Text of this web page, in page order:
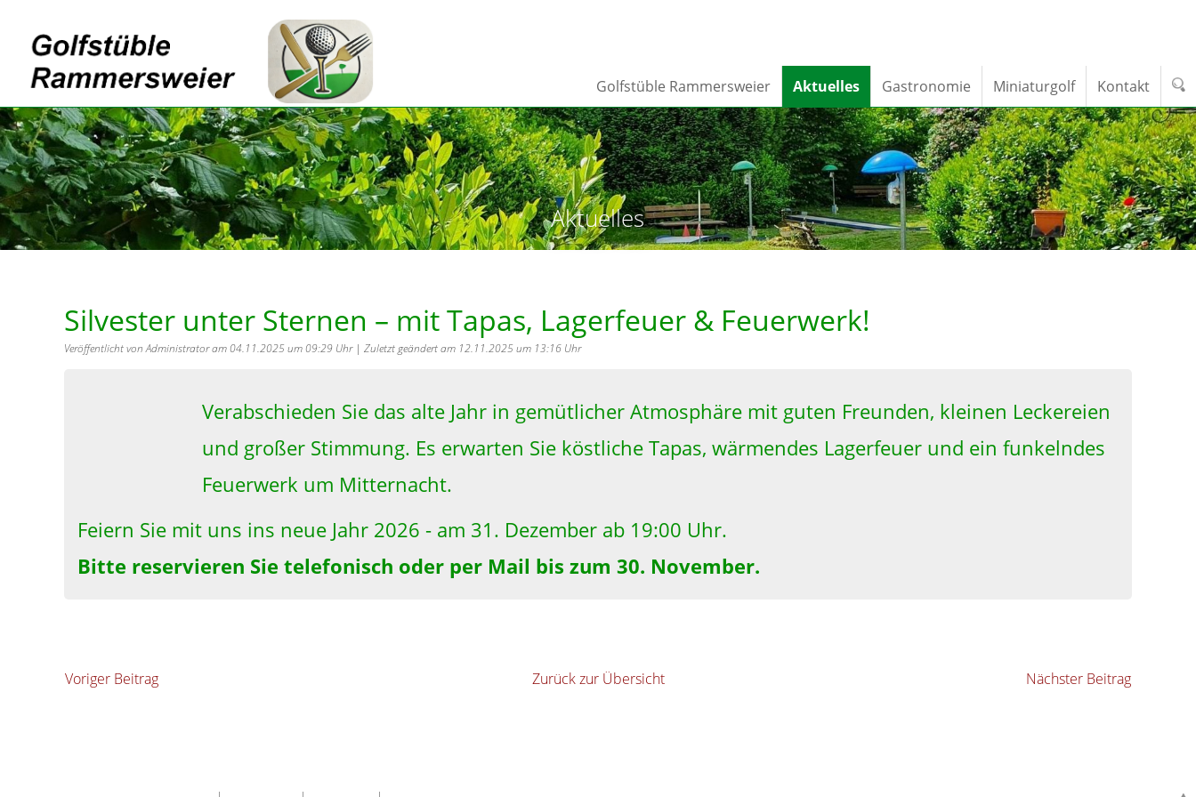
Golfstüble Rammersweier Aktuelles Gastronomie Miniaturgolf Kontakt
Aktuelles
Silvester unter Sternen – mit Tapas, Lagerfeuer & Feuerwerk!
Veröffentlicht von Administrator am 04.11.2025 um 09:29 Uhr | Zuletzt geändert am 12.11.2025 um 13:16 Uhr
Verabschieden Sie das alte Jahr in gemütlicher Atmosphäre mit guten Freunden, kleinen Leckereien
und großer Stimmung. Es erwarten Sie köstliche Tapas, wärmendes Lagerfeuer und ein funkelndes
Feuerwerk um Mitternacht.
Feiern Sie mit uns ins neue Jahr 2026 - am 31. Dezember ab 19:00 Uhr.
Bitte reservieren Sie telefonisch oder per Mail bis zum 30. November.
Voriger Beitrag Zurück zur Übersicht Nächster Beitrag